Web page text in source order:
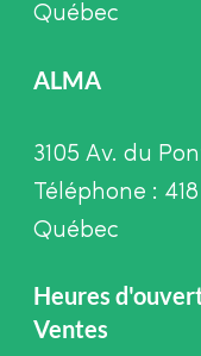
Québec
ALMA
3105 Av. du
Téléphone :
Québec
Heures
Ventes